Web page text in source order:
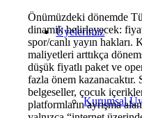
Üyelerimiz
Kurumsal
Önümüzdeki dönemde
dinamik belirleyecek:
spor/canlı yayın hakları.
maliyetleri arttıkça
düşük fiyatlı paket ve
fazla önem kazanacaktır.
belgeseller, çocuk
platformların ayrışma